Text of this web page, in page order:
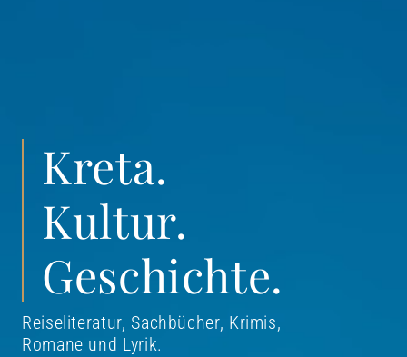
Kreta.
Kultur.
Geschichte.
Reiseliteratur, Sachbücher, Krimis,
Romane und Lyrik.